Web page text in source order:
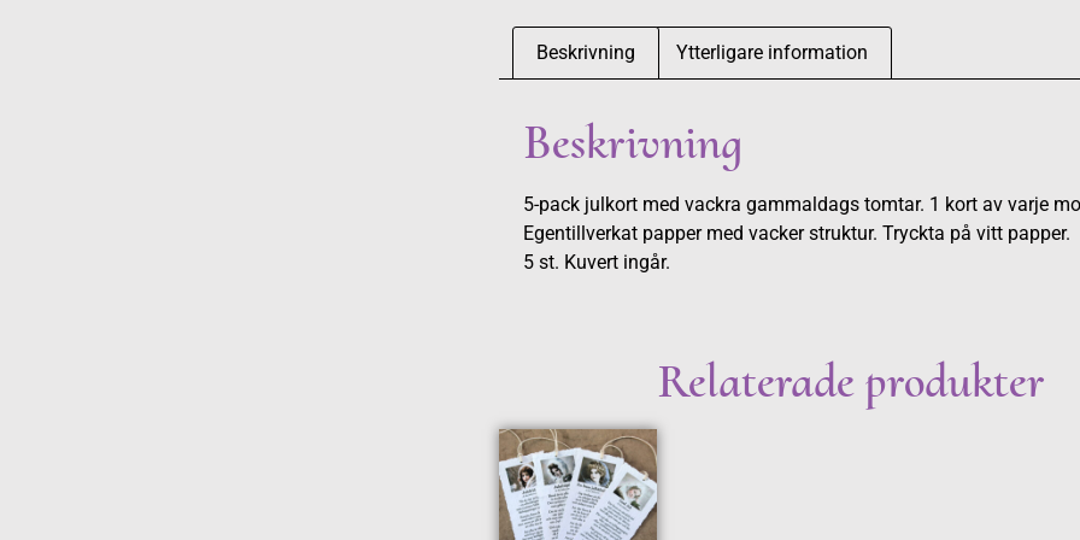
Beskrivning Ytterligare information
Beskrivning
5-pack julkort med vackra gammaldags tomtar. 1 kort av varje
Egentillverkat papper med vacker struktur. Tryckta på vitt papper.
5 st. Kuvert ingår.
Relaterade produkter